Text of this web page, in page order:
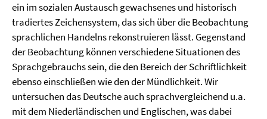
ein im sozialen Austausch gewachsenes und historisch
tradiertes Zeichensystem, das sich über die Beobachtung
sprachlichen Handelns rekonstruieren lässt. Gegenstand
der Beobachtung können verschiedene Situationen des
Sprachgebrauchs sein, die den Bereich der Schriftlichkeit
ebenso einschließen wie den der Mündlichkeit. Wir
untersuchen das Deutsche auch sprachvergleichend u.a.
mit dem Niederländischen und Englischen, was dabei